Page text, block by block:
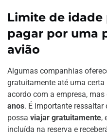
Limite de idade
pagar por uma
avião
Algumas companhias
gratuitamente até uma
acordo com a empresa,
anos. É importante ressaltar
possa viajar gratuitamente,
incluída na reserva e